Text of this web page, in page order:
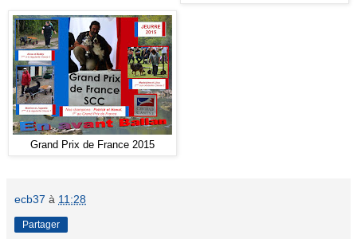
Grand Prix de France 2015
ecb37 à 11:28
Partager